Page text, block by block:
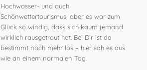
Hochwasser- und auch
Schönwettertourismus, aber es war zum
Glück so windig, dass sich kaum jemand
wirklich rausgetraut hat. Bei Dir ist da
bestimmt noch mehr los – hier sah es aus
wie an einem normalen Tag.